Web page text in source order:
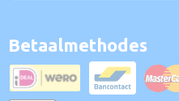
Betaalmethodes